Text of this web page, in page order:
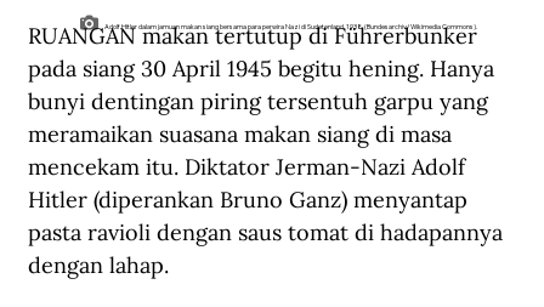
Adolf Hitler dalam jamuan makan siang bersama para perwira Nazi di Sudetenland, 1938. (Bundesarchiv/Wikimedia Commons).
RUANGAN makan tertutup di Führerbunker
pada siang 30 April 1945 begitu hening. Hanya
bunyi dentingan piring tersentuh garpu yang
meramaikan suasana makan siang di masa
mencekam itu. Diktator Jerman-Nazi Adolf
Hitler (diperankan Bruno Ganz) menyantap
pasta ravioli dengan saus tomat di hadapannya
dengan lahap.